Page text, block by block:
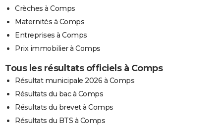
Crèches à Comps
Maternités à Comps
Entreprises à Comps
Prix immobilier à Comps
Tous les résultats officiels à Comps
Résultat municipale 2026 à Comps
Résultats du bac à Comps
Résultats du brevet à Comps
Résultats du BTS à Comps